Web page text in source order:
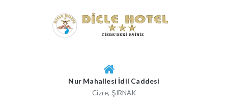
Nur Mahallesi İdil Caddesi
Cizre, ŞIRNAK